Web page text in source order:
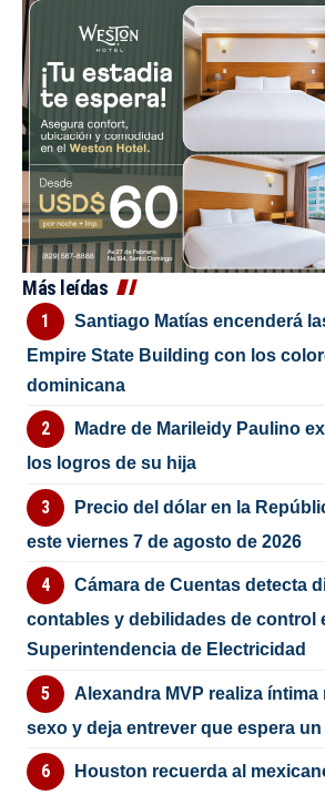
Más leídas
Santiago Matías encenderá
Empire State Building con los
dominicana
Madre de Marileidy Paulino
los logros de su hija
Precio del dólar en la
este viernes 7 de agosto de 2026
Cámara de Cuentas detecta
contables y debilidades de control
Superintendencia de Electricidad
Alexandra MVP realiza íntima
sexo y deja entrever que espera
Houston recuerda al